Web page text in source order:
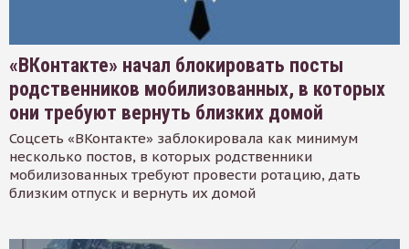
«ВКонтакте» начал блокировать посты
родственников мобилизованных, в которых
они требуют вернуть близких домой
Соцсеть «ВКонтакте» заблокировала как минимум
несколько постов, в которых родственники
мобилизованных требуют провести ротацию, дать
близким отпуск и вернуть их домой